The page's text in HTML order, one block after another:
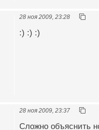
28 ноя 2009, 23:28
:) :) :)
28 ноя 2009, 23:37
Сложно объяснить